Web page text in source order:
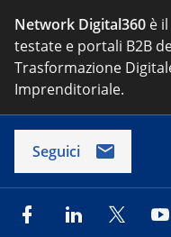
Network Digital360 è
testate e portali B2B
Trasformazione
Imprenditoriale.
Seguici